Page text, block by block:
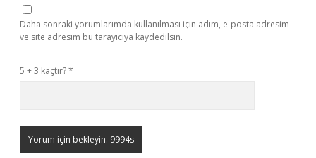
Daha sonraki yorumlarımda kullanılması için adım, e-posta adresim
ve site adresim bu tarayıcıya kaydedilsin.
5 + 3 kaçtır?*